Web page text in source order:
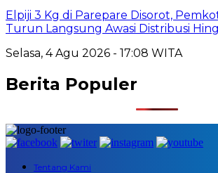
Elpiji 3 Kg di Parepare Disorot,
Turun Langsung Awasi Distribusi
Selasa, 4 Agu 2026 - 17:08 WITA
Berita Populer
Tentang Kami